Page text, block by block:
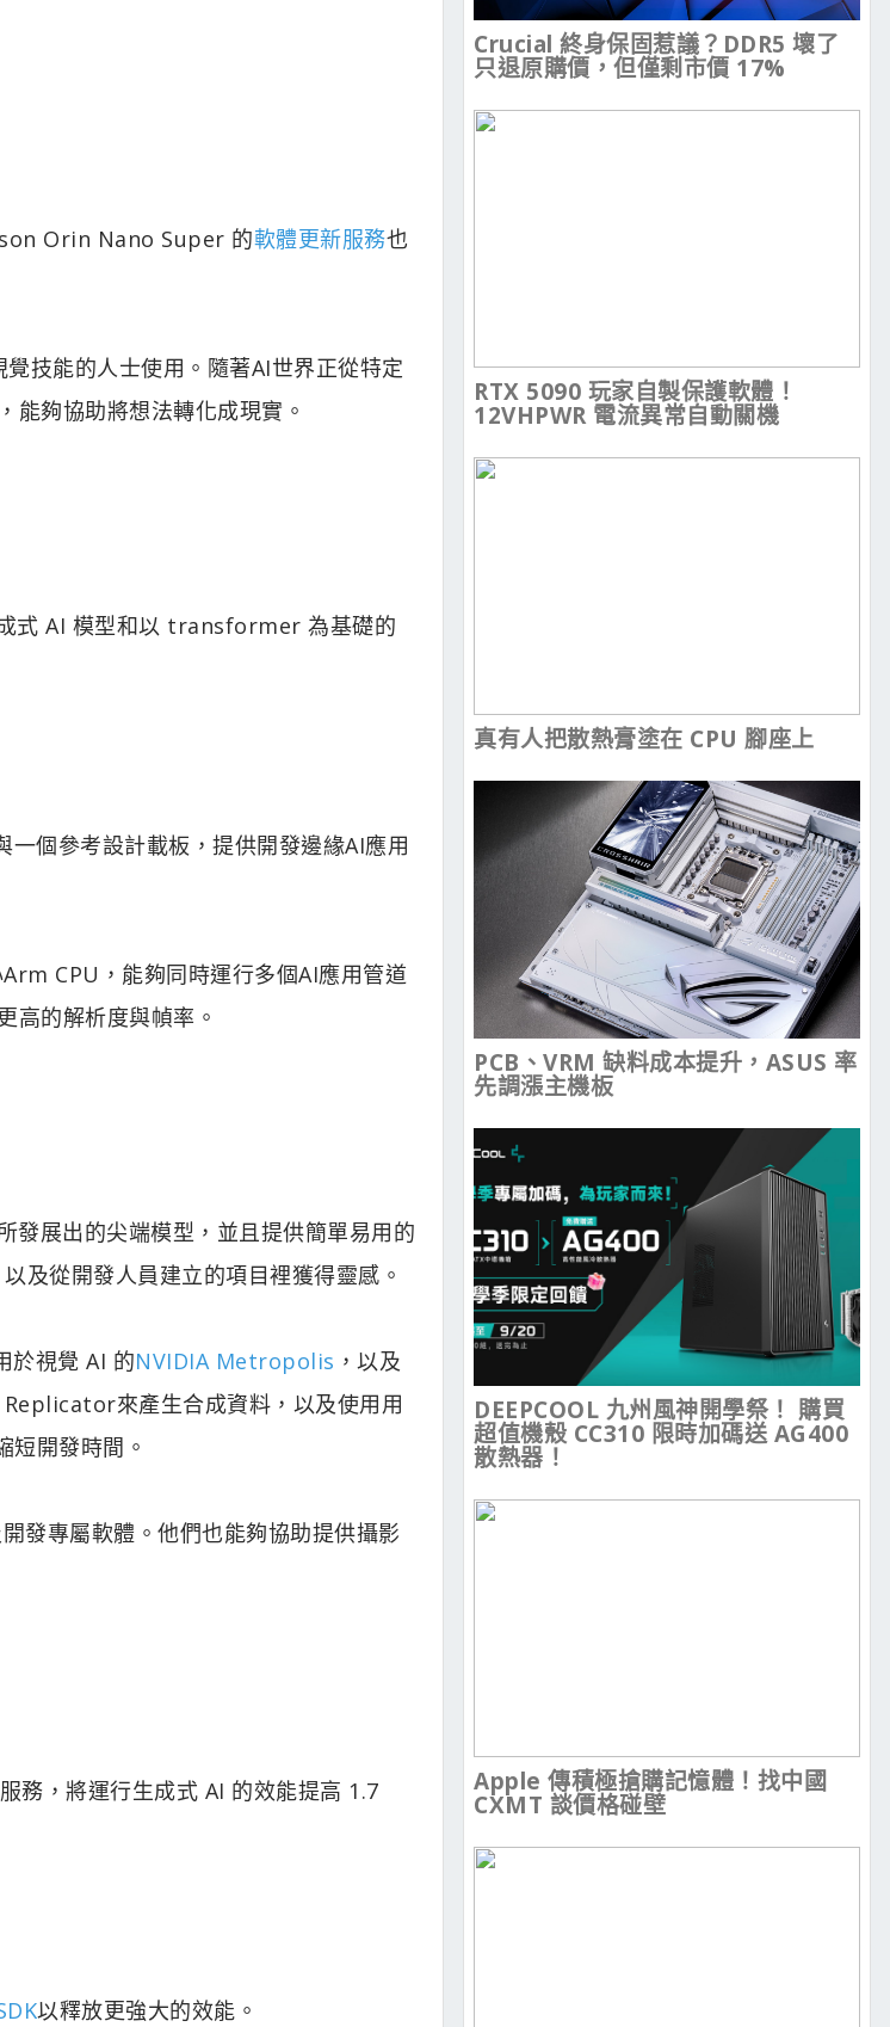
Orin Nano Super 的軟體更新服務也
技能的人士使用。隨著AI世界正從特定
能夠協助將想法轉化成現實。
式 AI 模型和以 transformer 為基礎的
個參考設計載板，提供開發邊緣AI應用
CPU，能夠同時運行多個AI應用管道
高的解析度與幀率。
發展出的尖端模型，並且提供簡單易用的
及從開發人員建立的項目裡獲得靈感。
於視覺 AI 的NVIDIA Metropolis ，以及
Replicator來產生合成資料，以及使用用
開發時間。
發專屬軟體。他們也能夠協助提供攝影
務，將運行生成式 AI 的效能提高 1.7
以釋放更強大的效能。
Crucial 終身保固惹議？DDR5 壞了
只退原購價，但僅剩市價 17%
RTX 5090 玩家自製保護軟體！
12VHPWR 電流異常自動關機
真有人把散熱膏塗在 CPU 腳座上
PCB、VRM 缺料成本提升，ASUS 率
先調漲主機板
DEEPCOOL 九州風神開學祭！ 購買
超值機殼 CC310 限時加碼送 AG400
散熱器！
Apple 傳積極搶購記憶體！找中國
CXMT 談價格碰壁